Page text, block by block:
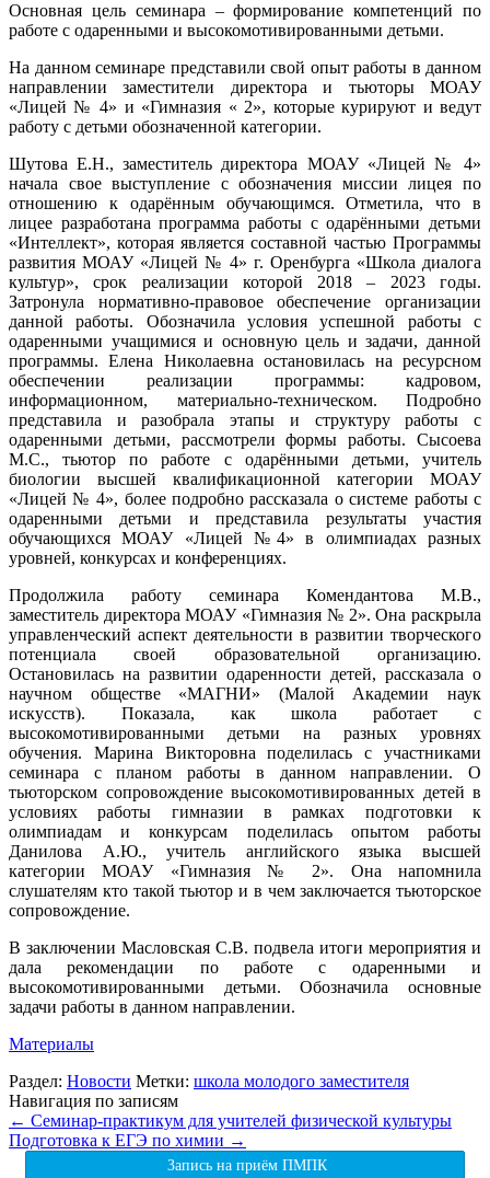
Основная цель семинара – формирование компетенций по
работе с одаренными и высокомотивированными детьми.
На данном семинаре представили свой опыт работы в данном
направлении заместители директора и тьюторы МОАУ
«Лицей № 4» и «Гимназия « 2», которые курируют и ведут
работу с детьми обозначенной категории.
Шутова Е.Н., заместитель директора МОАУ «Лицей № 4»
начала свое выступление с обозначения миссии лицея по
отношению к одарённым обучающимся. Отметила, что в
лицее разработана программа работы с одарёнными детьми
«Интеллект», которая является составной частью Программы
развития МОАУ «Лицей № 4» г. Оренбурга «Школа диалога
культур», срок реализации которой 2018 – 2023 годы.
Затронула нормативно-правовое обеспечение организации
данной работы. Обозначила условия успешной работы с
одаренными учащимися и основную цель и задачи, данной
программы. Елена Николаевна остановилась на ресурсном
обеспечении реализации программы: кадровом,
информационном, материально-техническом. Подробно
представила и разобрала этапы и структуру работы с
одаренными детьми, рассмотрели формы работы. Сысоева
М.С., тьютор по работе с одарёнными детьми, учитель
биологии высшей квалификационной категории МОАУ
«Лицей № 4», более подробно рассказала о системе работы с
одаренными детьми и представила результаты участия
обучающихся МОАУ «Лицей №4» в олимпиадах разных
уровней, конкурсах и конференциях.
Продолжила работу семинара Комендантова М.В.,
заместитель директора МОАУ «Гимназия № 2». Она раскрыла
управленческий аспект деятельности в развитии творческого
потенциала своей образовательной организацию.
Остановилась на развитии одаренности детей, рассказала о
научном обществе «МАГНИ» (Малой Академии наук
искусств). Показала, как школа работает с
высокомотивированными детьми на разных уровнях
обучения. Марина Викторовна поделилась с участниками
семинара с планом работы в данном направлении. О
тьюторском сопровождение высокомотивированных детей в
условиях работы гимназии в рамках подготовки к
олимпиадам и конкурсам поделилась опытом работы
Данилова А.Ю., учитель английского языка высшей
категории МОАУ «Гимназия № 2». Она напомнила
слушателям кто такой тьютор и в чем заключается тьюторское
сопровождение.
В заключении Масловская С.В. подвела итоги мероприятия и
дала рекомендации по работе с одаренными и
высокомотивированными детьми. Обозначила основные
задачи работы в данном направлении.
Материалы
Раздел: Новости Метки: школа молодого заместителя
Навигация по записям
← Семинар-практикум для учителей физической культуры
Подготовка к ЕГЭ по химии →
Запись на приём ПМПК